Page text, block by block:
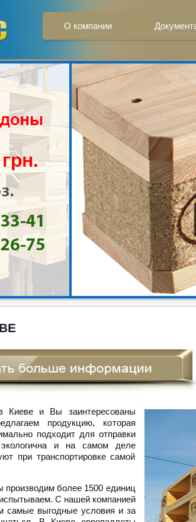
О компании
Киеве и Вы заинтересованы
продукцию, которая
подходит для отправки
и на самом деле
при транспортировке самой
более 1500 единиц
С нашей компанией
самые выгодные условия и за